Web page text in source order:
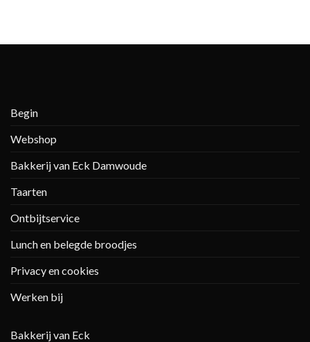
Begin
Webshop
Bakkerij van Eck Damwoude
Taarten
Ontbijtservice
Lunch en belegde broodjes
Privacy en cookies
Werken bij
Bakkerij van Eck